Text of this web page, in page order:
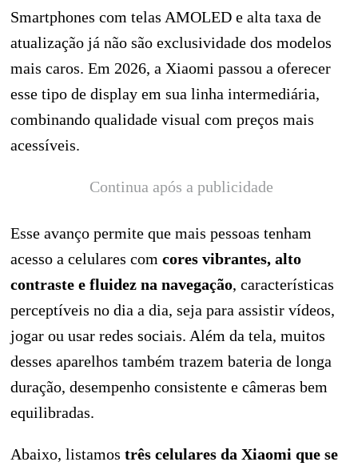
Smartphones com telas AMOLED e alta taxa de
atualização já não são exclusividade dos modelos
mais caros. Em 2026, a Xiaomi passou a oferecer
esse tipo de display em sua linha intermediária,
combinando qualidade visual com preços mais
acessíveis.
Continua após a publicidade
Esse avanço permite que mais pessoas tenham
acesso a celulares com cores vibrantes, alto
contraste e fluidez na navegação, características
perceptíveis no dia a dia, seja para assistir vídeos,
jogar ou usar redes sociais. Além da tela, muitos
desses aparelhos também trazem bateria de longa
duração, desempenho consistente e câmeras bem
equilibradas.
Abaixo, listamos três celulares da Xiaomi que se